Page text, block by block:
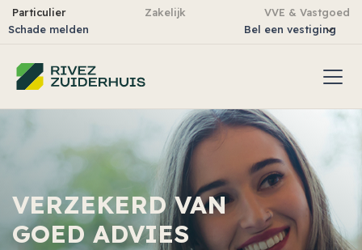
Particulier Zakelijk
VVE & Vastgoed
Schade melden
Bel een vestiging
VERZEKERD VAN
GOED ADVIES